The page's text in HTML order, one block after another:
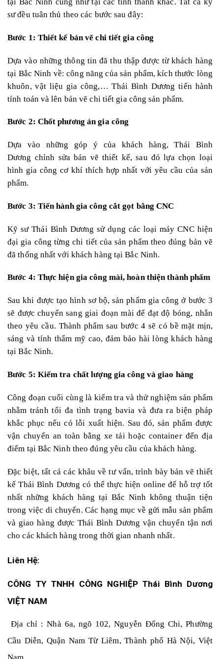
sư đều tuân thủ theo các bước sau đây:
Bước 1: Thiết kế bản vẽ chi tiết gia công
Dựa vào những thông tin đã thu thập được từ khách hàng
tại Bắc Ninh về: công năng của sản phẩm, kích thước lòng
khuôn, vật liệu gia công,… Thái Bình Dương tiến hành
tính toán và lên bản vẽ chi tiết gia công sản phẩm.
Bước 2: Chốt phương án gia công
Dựa vào những góp ý của khách hàng, Thái Bình
Dương chỉnh sửa bản vẽ thiết kế, sau đó lựa chọn loại
hình gia công cơ khí thích hợp nhất với yêu cầu của sản
phẩm.
Bước 3: Tiến hành gia công cắt gọt bằng CNC
Kỹ sư Thái Bình Dương sử dụng các loại máy CNC hiện
đại gia công từng chi tiết của sản phẩm theo đúng bản vẽ
đã thống nhất với khách hàng tại Bắc Ninh.
Bước 4: Thực hiện gia công mài, hoàn thiện thành phẩm
Sau khi được tạo hình sơ bộ, sản phẩm gia công ở bước 3
sẽ được chuyển sang giai đoạn mài để đạt độ bóng, nhẵn
theo yêu cầu. Thành phẩm sau bước 4 sẽ có bề mặt mịn,
sáng và tính thẩm mỹ cao, đảm bảo hài lòng khách hàng
tại Bắc Ninh.
Bước 5: Kiểm tra chất lượng gia công và giao hàng
Công đoạn cuối cùng là kiểm tra và thử nghiệm sản phẩm
nhằm tránh tối đa tình trạng bavia và đưa ra biện pháp
khắc phục nếu có lỗi xuất hiện. Sau đó, sản phẩm được
vận chuyển an toàn bằng xe tải hoặc container đến địa
điểm tại Bắc Ninh theo đúng yêu cầu của khách hàng.
Đặc biệt, tất cả các khâu về tư vấn, trình bày bản vẽ thiết
kế Thái Bình Dương có thể thực hiện online để hỗ trợ tốt
nhất những khách hàng tại Bắc Ninh không thuận tiện
trong việc di chuyển. Các hạng mục về gửi mẫu sản phẩm
và giao hàng được Thái Bình Dương vận chuyển tận nơi
cho các khách hàng trong thời gian nhanh nhất.
Liên Hệ:
CÔNG TY TNHH CÔNG NGHIỆP Thái Bình Dương
VIỆT NAM
Cầu Diễn, Quận Nam Từ Liêm, Thành phố Hà Nội, Việt